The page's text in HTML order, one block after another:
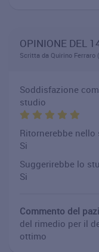
OPINIONE DEL
Scritta da Quirino Ferraro
Soddisfazione
studio
Ritornerebbe
Si
Suggerirebbe lo
Si
Commento del
del rimedio per il
ottimo